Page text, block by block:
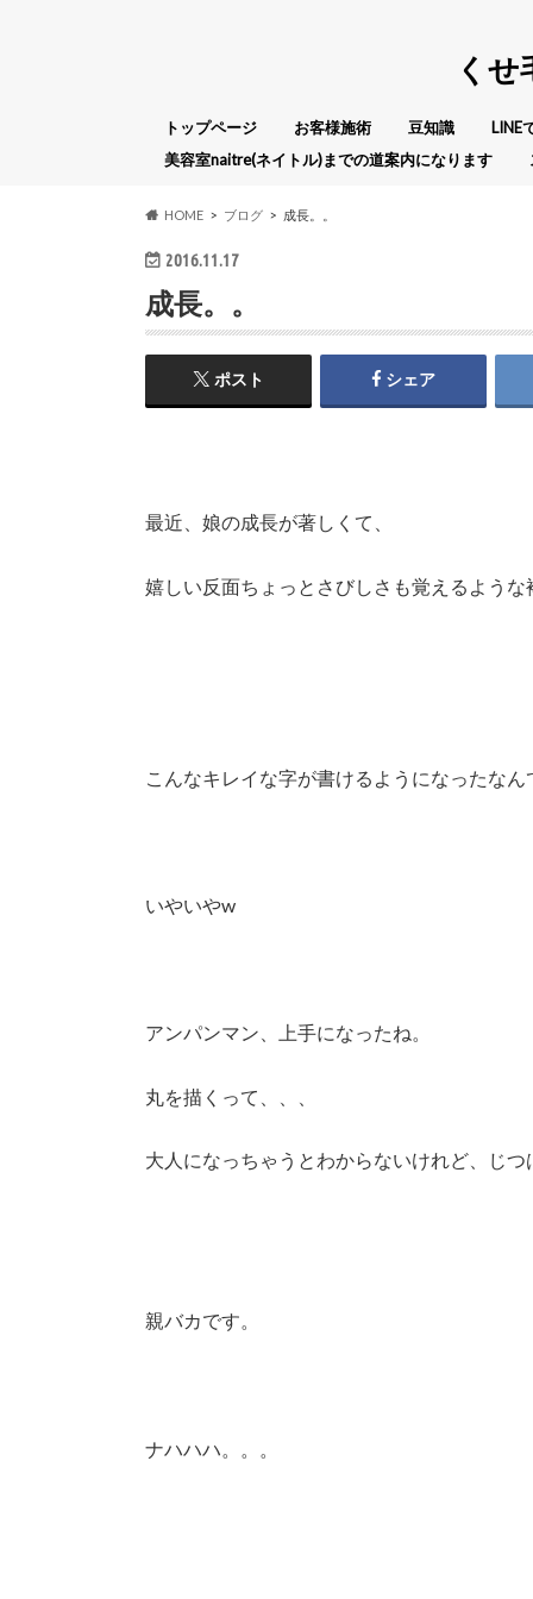
く
トップページ お客様施術 豆知識
LINE
美容室naitre(ネイトル)までの道案内になります
HOME ブログ 成長。。
2016.11.17
成長。。
ポスト シェア
最近、娘の成長が著しくて、
嬉しい反面ちょっとさびしさも覚えるような
こんなキレイな字が書けるようになったなん
いやいやw
アンパンマン、上手になったね。
丸を描くって、、、
大人になっちゃうとわからないけれど、じ
親バカです。
ナハハハ。。。